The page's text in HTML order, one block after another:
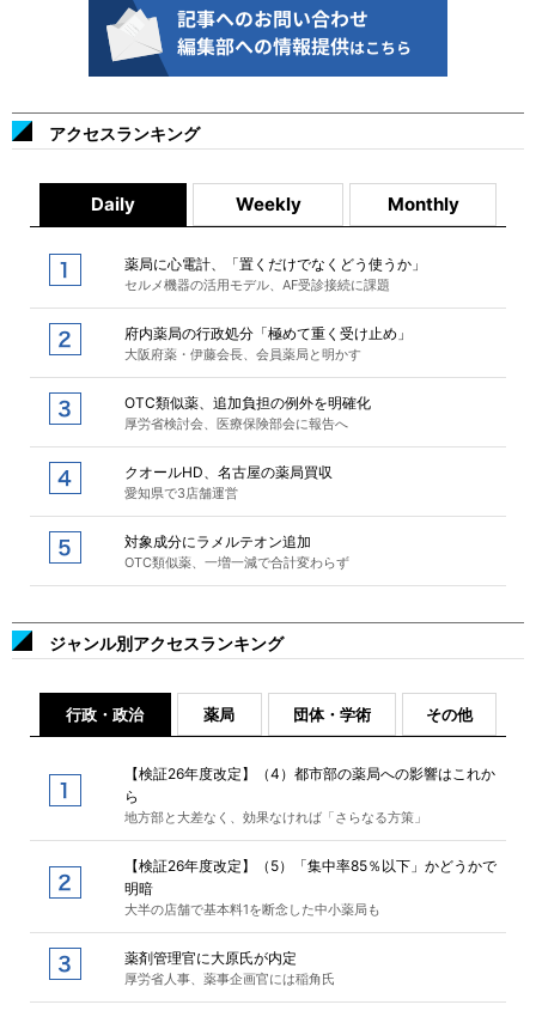
アクセスランキング
Daily Weekly Monthly
薬局に心電計、「置くだけでなくどう使うか」
セルメ機器の活用モデル、AF受診接続に課題
府内薬局の行政処分「極めて重く受け止め」
大阪府薬・伊藤会長、会員薬局と明かす
OTC類似薬、追加負担の例外を明確化
厚労省検討会、医療保険部会に報告へ
クオールHD、名古屋の薬局買収
愛知県で3店舗運営
対象成分にラメルテオン追加
OTC類似薬、一増一減で合計変わらず
ジャンル別アクセスランキング
行政・政治 薬局 団体・学術 その他
【検証26年度改定】（4）都市部の薬局への影響はこれか
ら
地方部と大差なく、効果なければ「さらなる方策」
【検証26年度改定】（5）「集中率85％以下」かどうかで
明暗
大半の店舗で基本料1を断念した中小薬局も
薬剤管理官に大原氏が内定
厚労省人事、薬事企画官には稲角氏